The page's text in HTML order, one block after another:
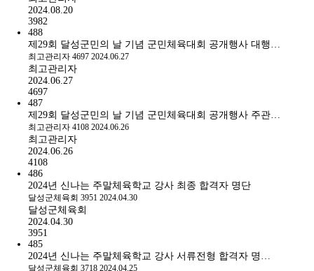
2024.08.20
3982
488
제29회 달성군민의 날 기념 군민체육대회 공개행사 대행…
최고관리자 4697 2024.06.27
최고관리자
2024.06.27
4697
487
제29회 달성군민의 날 기념 군민체육대회 공개행사 주관…
최고관리자 4108 2024.06.26
최고관리자
2024.06.26
4108
486
2024년 신나는 주말체육학교 강사 최종 합격자 명단
달성군체육회 3951 2024.04.30
달성군체육회
2024.04.30
3951
485
2024년 신나는 주말체육학교 강사 서류전형 합격자 명…
달성군체육회 3718 2024.04.25